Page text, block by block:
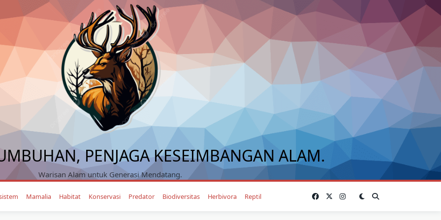
PENJAGA KESEIMBANGAN ALAM.
Warisan Alam untuk Generasi Mendatang.
Mamalia Habitat Konservasi Predator Biodiversitas Herbivora Reptil